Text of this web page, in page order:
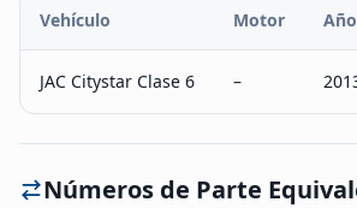
Vehículo Motor Año
JAC Citystar Clase 6 –
Números de Parte